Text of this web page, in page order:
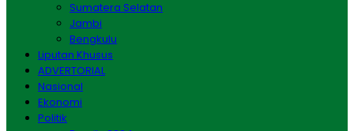
Sumatera Selatan
Jambi
Bengkulu
Liputan Khusus
ADVERTORIAL
Nasional
Ekonomi
Politik